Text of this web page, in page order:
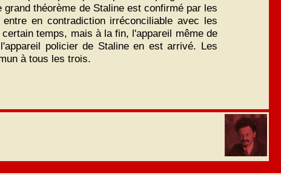
théorème de Staline est confirmé par les
en contradiction irréconciliable avec les
temps, mais à la fin, l'appareil même de
policier de Staline en est arrivé. Les
à tous les trois.